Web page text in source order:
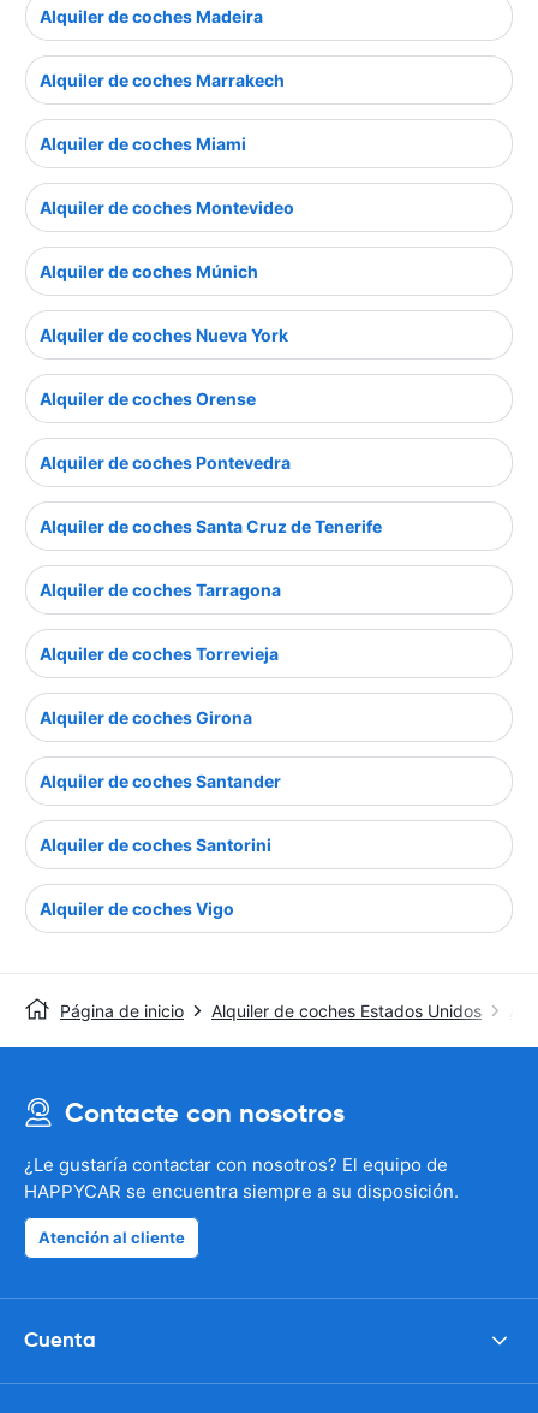
Alquiler de coches Madeira
Alquiler de coches Marrakech
Alquiler de coches Miami
Alquiler de coches Montevideo
Alquiler de coches Múnich
Alquiler de coches Nueva York
Alquiler de coches Orense
Alquiler de coches Pontevedra
Alquiler de coches Santa Cruz de Tenerife
Alquiler de coches Tarragona
Alquiler de coches Torrevieja
Alquiler de coches Girona
Alquiler de coches Santander
Alquiler de coches Santorini
Alquiler de coches Vigo
Página de inicio Alquiler de coches Estados Unidos
Contacte con nosotros
¿Le gustaría contactar con nosotros? El equipo de
HAPPYCAR se encuentra siempre a su disposición.
Atención al cliente
Cuenta